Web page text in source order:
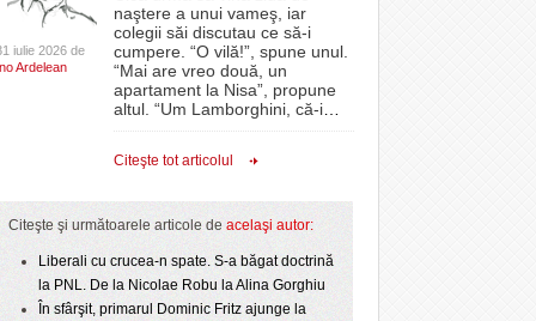
la
divizionarei din
- 17 July 2026
Femina. Iese
Un concert de zile mari a încheiat prima zi a
Timișoara City Celebration/Foto - acum 2 zile
Sărbătoarea Timişoarei continuă. Ziua a doua
aduce pe scena de pe bulevardul IC Brătianu
-
View all
proiectelor derulate de instituție din fonduri
europene/FOTO- 11 December 2025
ANAF oferă persoanelor fizice posibilitatea să
beneficieze de Declarația Unică 212
2025
View all
CLIPURI VIDEO
JOCURI ONLINE
DIVERSE
FARMACII DIN
GRĂDINIŢE DIN TIMIŞ
PRIMĂRIILE DIN TIMIŞ
SFATUL MEDICULUI
iulie 2026 de
Ardelean
naştere a unui vameş, iar
colegii săi discutau ce să-i
cumpere. “O vilă!”, spune unul.
“Mai are vreo două, un
apartament la Nisa”, propune
altul. “Um Lamborghini, că-i
Citeşte tot articolul
Citeşte şi următoarele articole de acelaşi autor:
Liberali cu crucea-n spate. S-a băgat doctrină
la PNL. De la Nicolae Robu la Alina Gorghiu
În sfârşit, primarul Dominic Fritz ajunge la